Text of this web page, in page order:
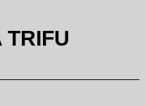
TRIFU